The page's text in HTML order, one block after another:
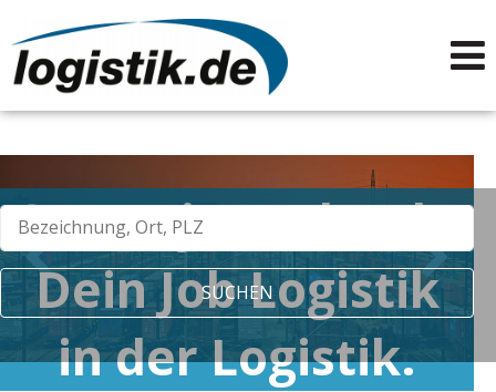
Starte jetzt durch.
Dein Job Logistik
in der Logistik.